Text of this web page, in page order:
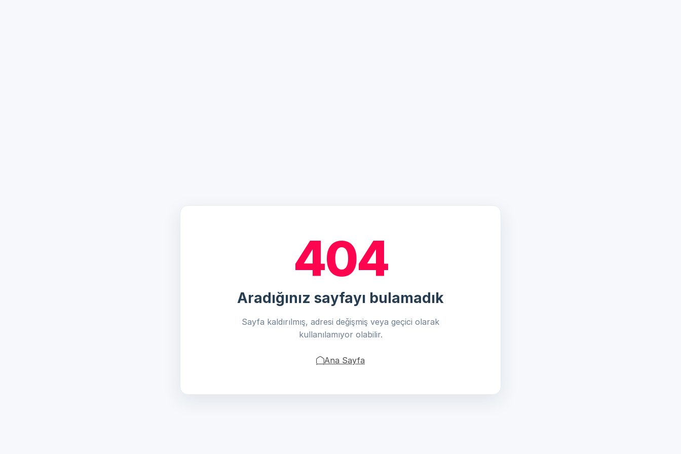
404
Aradığınız sayfayı bulamadık
Sayfa kaldırılmış, adresi değişmiş veya geçici olarak
kullanılamıyor olabilir.
Ana Sayfa